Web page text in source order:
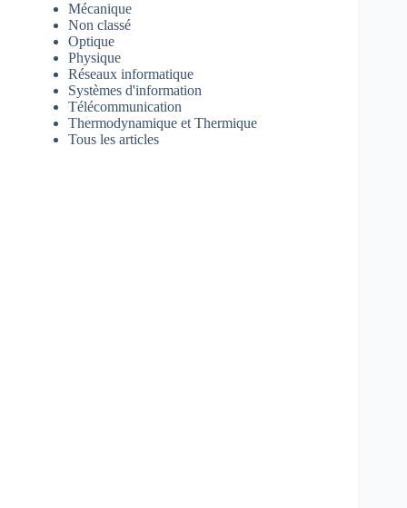
Mécanique
Non classé
Optique
Physique
Réseaux informatique
Systèmes d'information
Télécommunication
Thermodynamique et Thermique
Tous les articles